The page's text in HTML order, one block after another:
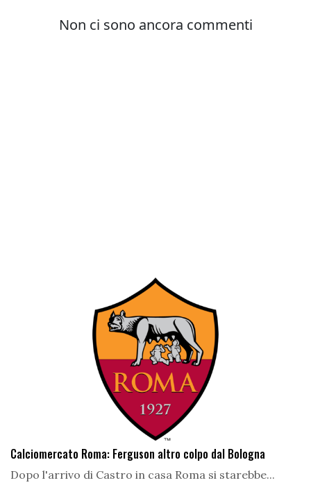
Calciomercato Roma: Ferguson altro colpo dal Bologna
Dopo l'arrivo di Castro in casa Roma si starebbe...